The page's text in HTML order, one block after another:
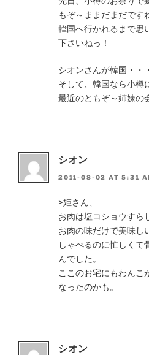
もぞ～ままだまだです
韓国へ行かれるまで思
下さいねっ！
シオンさんが韓国・・
そして、韓国なら小樽
最近のともぞ～姉妹の
シオン
2011-08-02 AT 5:31
>姫さん、
お肉は塩コショウすら
お肉の味だけで美味し
しゃべるのに忙しくて
んでした。
ここのお宅にもわんこ
なったのかも。
シオン